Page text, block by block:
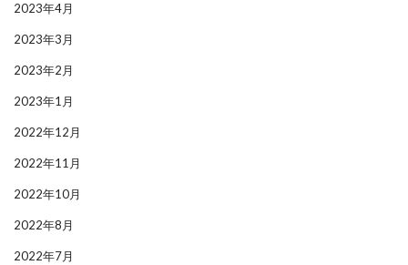
2023年4月
2023年3月
2023年2月
2023年1月
2022年12月
2022年11月
2022年10月
2022年8月
2022年7月